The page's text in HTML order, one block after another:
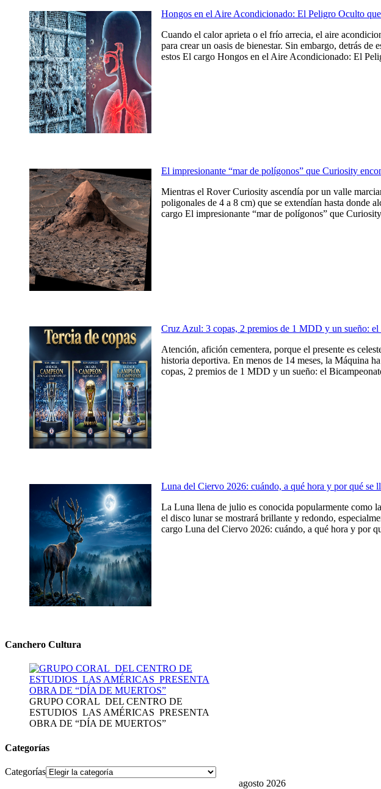
Hongos en el Aire Acondicionado: El Peligro Oculto
Cuando el calor aprieta o el frío arrecia, el aire
para crear un oasis de bienestar. Sin embargo, detrás
estos El cargo Hongos en el Aire Acondicionado: El
El impresionante “mar de polígonos” que Curiosity
Mientras el Rover Curiosity ascendía por un valle
poligonales de 4 a 8 cm) que se extendían hasta donde
cargo El impresionante “mar de polígonos” que
Cruz Azul: 3 copas, 2 premios de 1 MDD y un sueño:
Atención, afición cementera, porque el presente es
historia deportiva. En menos de 14 meses, la Máquina
copas, 2 premios de 1 MDD y un sueño: el
Luna del Ciervo 2026: cuándo, a qué hora y por qué se
La Luna llena de julio es conocida popularmente como
el disco lunar se mostrará brillante y redondo,
cargo Luna del Ciervo 2026: cuándo, a qué hora y por
Canchero Cultura
GRUPO CORAL DEL CENTRO DE
ESTUDIOS LAS AMÉRICAS PRESENTA
OBRA DE “DÍA DE MUERTOS”
Categorías
Categorías
agosto 2026